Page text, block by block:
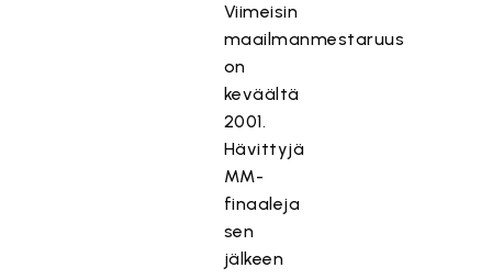
Viimeisin
maailmanmestaruus
on
keväältä
2001.
Hävittyjä
MM-
finaaleja
sen
jälkeen